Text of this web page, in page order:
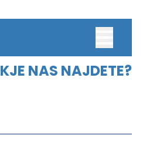
KJE NAS NAJDETE?